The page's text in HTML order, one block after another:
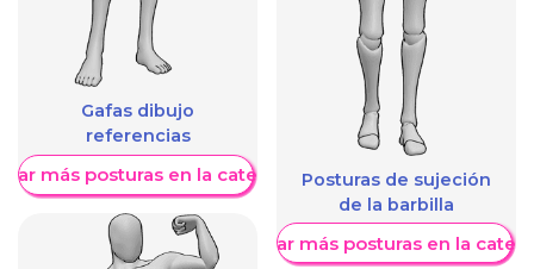
Gafas dibujo
referencias
más posturas en la categoríaPosturas de sujeción
de la barbilla
Mostrar más posturas en la